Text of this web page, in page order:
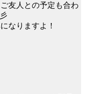
友人との予定も合わ
なりますよ！